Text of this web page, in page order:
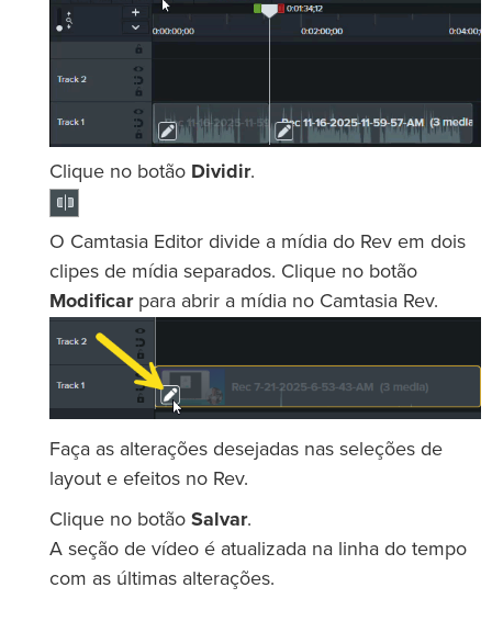
Clique no botão Dividir.
O Camtasia Editor divide a mídia do Rev em dois
clipes de mídia separados. Clique no botão
Modificarpara abrir a mídia no Camtasia Rev.
Faça as alterações desejadas nas seleções de
layout e efeitos no Rev.
Clique no botão Salvar.
A seção de vídeo é atualizada na linha do tempo
com as últimas alterações.